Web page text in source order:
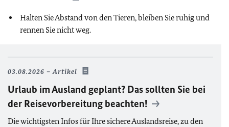
Halten Sie Abstand von den Tieren, bleiben Sie ruhig und
rennen Sie nicht weg.
03.08.2026 Artikel
Urlaub im Ausland geplant? Das sollten Sie bei
der Reisevorbereitung beachten!
Die wichtigsten Infos für Ihre sichere Auslandsreise, zu den